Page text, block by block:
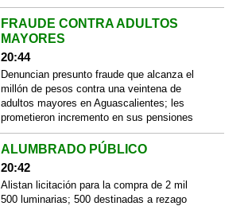
FRAUDE CONTRA ADULTOS
MAYORES
20:44
Denuncian presunto fraude que alcanza el
millón de pesos contra una veintena de
adultos mayores en Aguascalientes; les
prometieron incremento en sus pensiones
ALUMBRADO PÚBLICO
20:42
Alistan licitación para la compra de 2 mil
500 luminarias; 500 destinadas a rezago